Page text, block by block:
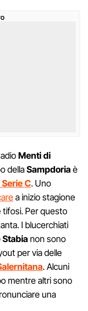
Menti di
dellaSampdoriaè
Serie C. Uno
a inizio stagione
tifosi. Per questo
I blucerchiati
non sono
per via delle
. Alcuni
mentre altri sono
una